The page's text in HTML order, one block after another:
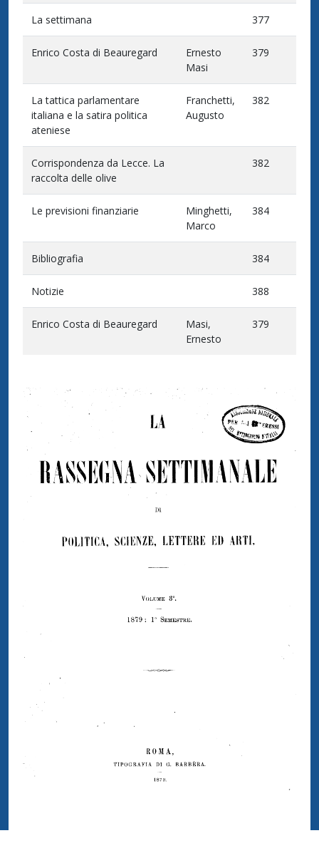
La settimana 377
Enrico Costa di Beauregard
Ernesto
Masi
379
La tattica parlamentare
italiana e la satira politica
ateniese
Franchetti,
Augusto
382
Corrispondenza da Lecce. La
raccolta delle olive
382
Le previsioni finanziarie
Minghetti,
Marco
384
Bibliografia 384
Notizie 388
Enrico Costa di Beauregard
Masi,
Ernesto
379